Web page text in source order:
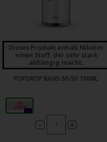
Dieses Produkt enhält Nikotin:
einen Stoff, der sehr stark
abhängig macht.
POPDROP BASIS 50/50 100ML
100ml
0x
- +